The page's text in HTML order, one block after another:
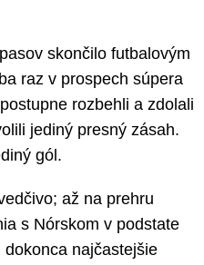
skončilo futbalovým
raz v prospech súpera
rozbehli a zdolali
jediný presný zásah.
gól.
až na prehru
s Nórskom v podstate
najčastejšie